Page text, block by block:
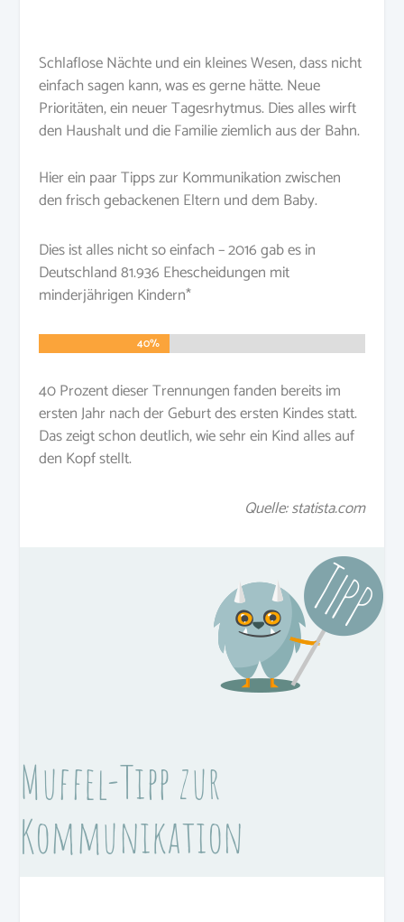
Schlaflose Nächte und ein kleines Wesen, dass nicht
einfach sagen kann, was es gerne hätte. Neue
Prioritäten, ein neuer Tagesrhytmus. Dies alles wirft
den Haushalt und die Familie ziemlich aus der Bahn.
Hier ein paar Tipps zur Kommunikation zwischen
den frisch gebackenen Eltern und dem Baby.
Dies ist alles nicht so einfach – 2016 gab es in
Deutschland 81.936 Ehescheidungen mit
minderjährigen Kindern*
40%
40%
40 Prozent dieser Trennungen fanden bereits im
ersten Jahr nach der Geburt des ersten Kindes statt.
Das zeigt schon deutlich, wie sehr ein Kind alles auf
den Kopf stellt.
Quelle: statista.com
Muffel-Tipp zur
Kommunikation